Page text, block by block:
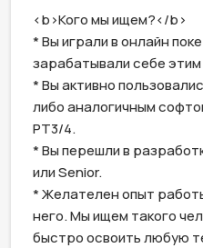
<b>Кого мы ищем?</b>
* Вы играли в онлайн
зарабатывали себе
* Вы активно
либо аналогичным
PT3/4.
* Вы перешли в
или Senior.
* Желателен опыт
него. Мы ищем такого
быстро освоить любую